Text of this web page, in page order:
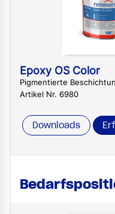
Epoxy OS Color
Pigmentierte
Artikel Nr. 6980
Downloads